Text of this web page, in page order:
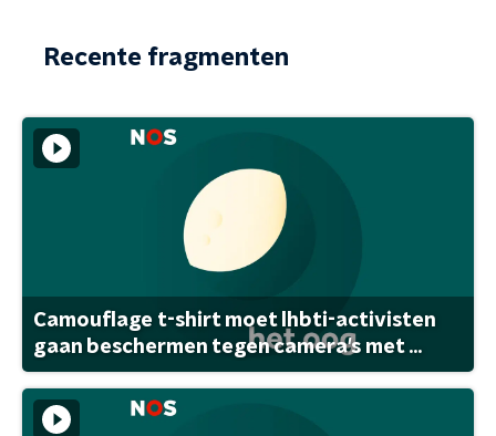
Recente fragmenten
Camouflage t-shirt moet lhbti-activisten
gaan beschermen tegen camera's met ...